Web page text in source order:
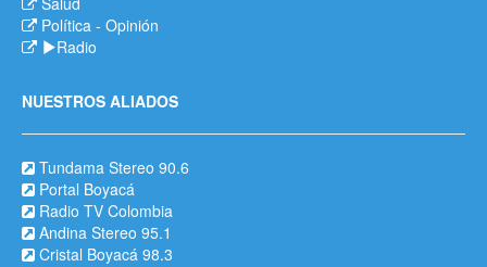
Política - Opinión
Radio
NUESTROS ALIADOS
Tundama Stereo 90.6
Portal Boyacá
Radio TV Colombia
Andina Stereo 95.1
Cristal Boyacá 98.3